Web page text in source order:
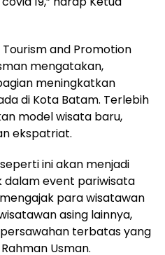
and Promotion
mengatakan,
meningkatkan
di Kota Batam. Terlebih
model wisata baru,
ekspatriat.
ini akan menjadi
dalam event pariwisata
para wisatawan
asing lainnya,
terbatas yang
Usman.